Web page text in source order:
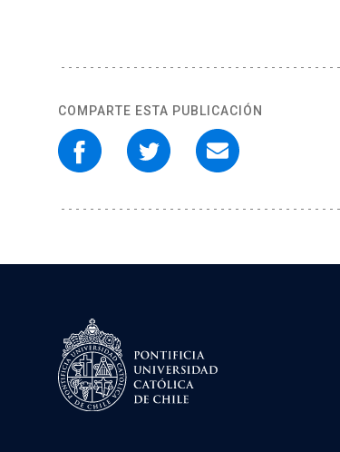
COMPARTE ESTA PUBLICACIÓN